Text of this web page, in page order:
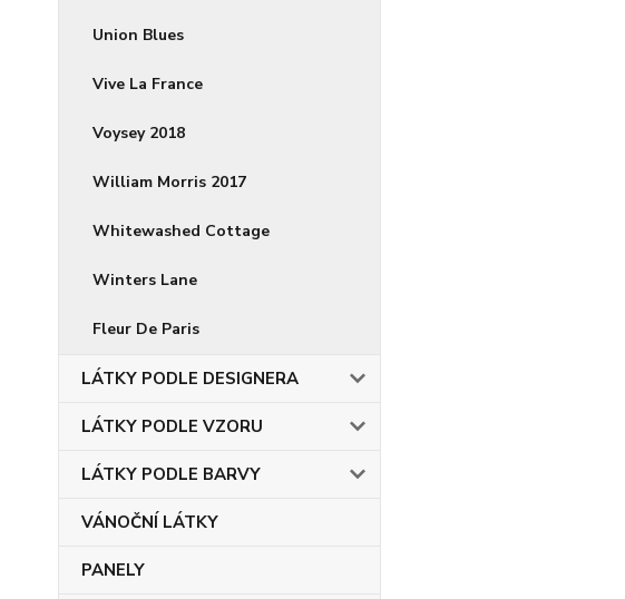
Union Blues
Vive La France
Voysey 2018
William Morris 2017
Whitewashed Cottage
Winters Lane
Fleur De Paris
LÁTKY PODLE DESIGNERA
LÁTKY PODLE VZORU
LÁTKY PODLE BARVY
VÁNOČNÍ LÁTKY
PANELY